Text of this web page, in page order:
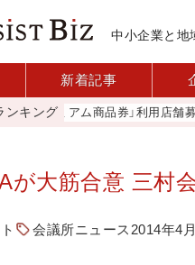
中小企業と地
新着記事
ンキング
レミアム商品券」利用店舗募集中
が大筋合意 三村
会議所ニュース2014年4